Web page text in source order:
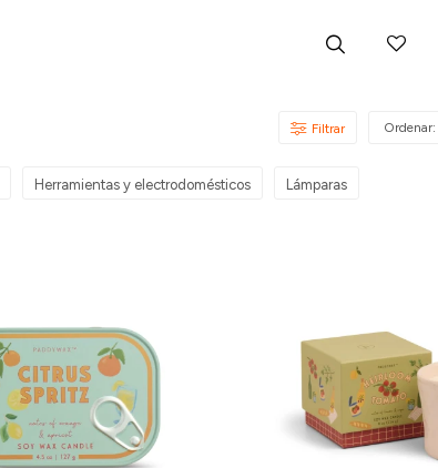
Herramientas y electrodomésticos Lámparas